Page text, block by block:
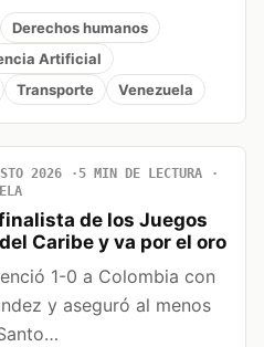
Derechos humanos
Artificial
Transporte Venezuela
2026
5 MIN DE LECTURA
de los Juegos
Caribe y va por el oro
1-0 a Colombia con
y aseguró al menos